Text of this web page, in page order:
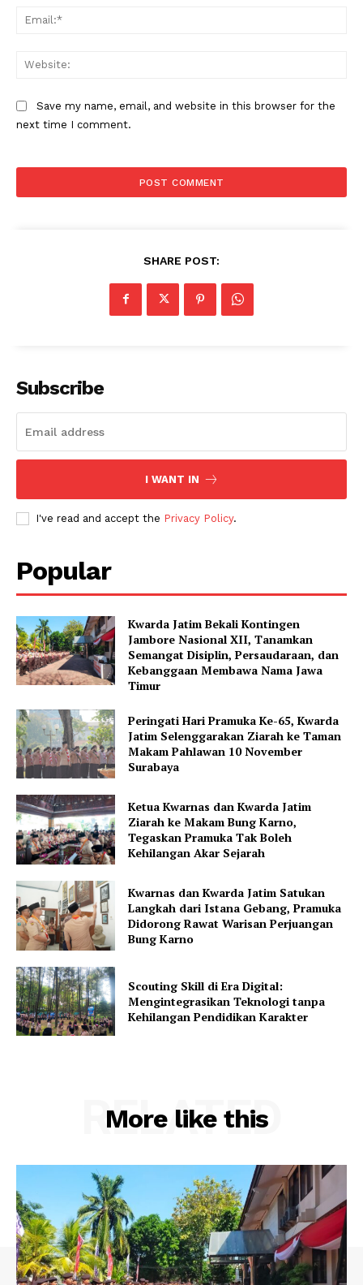
Save my name, email, and website in this browser for the
next time I comment.
SHARE POST:
Subscribe
I WANT IN
I've read and accept the Privacy Policy.
Popular
Kwarda Jatim Bekali Kontingen
Jambore Nasional XII, Tanamkan
Semangat Disiplin, Persaudaraan, dan
Kebanggaan Membawa Nama Jawa
Timur
Peringati Hari Pramuka Ke-65, Kwarda
Jatim Selenggarakan Ziarah ke Taman
Makam Pahlawan 10 November
Surabaya
Ketua Kwarnas dan Kwarda Jatim
Ziarah ke Makam Bung Karno,
Tegaskan Pramuka Tak Boleh
Kehilangan Akar Sejarah
Kwarnas dan Kwarda Jatim Satukan
Langkah dari Istana Gebang, Pramuka
Didorong Rawat Warisan Perjuangan
Bung Karno
Scouting Skill di Era Digital:
Mengintegrasikan Teknologi tanpa
Kehilangan Pendidikan Karakter
More like this
RELATED